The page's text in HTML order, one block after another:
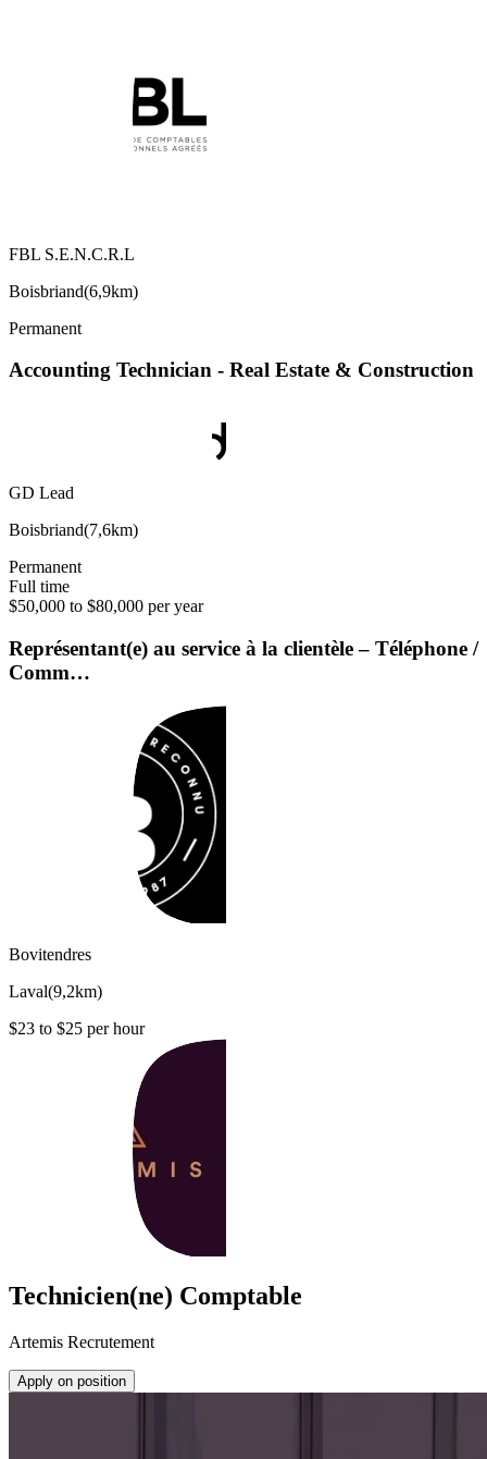
FBL S.E.N.C.R.L
Boisbriand(6,9km)
Permanent
Accounting Technician - Real Estate & Construction
GD Lead
Boisbriand(7,6km)
Permanent
Full time
$50,000 to $80,000 per year
Représentant(e) au service à la clientèle – Téléphone /
Comm…
Bovitendres
Laval(9,2km)
$23 to $25 per hour
Technicien(ne) Comptable
Artemis Recrutement
Apply on position